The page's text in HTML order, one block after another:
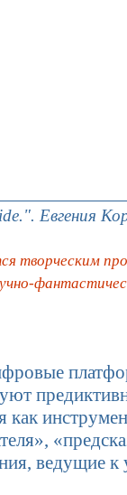
Евгения
творческим
как
ведущие к